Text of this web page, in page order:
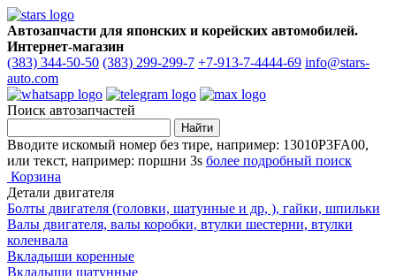
Автозапчасти для японских и корейских автомобилей.
Интернет-магазин
(383) 344-50-50 (383) 299-299-7 +7-913-7-4444-69 info@stars-
auto.com
Поиск автозапчастей
Вводите искомый номер без тире, например: 13010P3FA00,
или текст, например: поршни 3s более подробный поиск
Корзина
Детали двигателя
Болты двигателя (головки, шатунные и др, ), гайки, шпильки
Валы двигателя, валы коробки, втулки шестерни, втулки
коленвала
Вкладыши коренные
Вкладыши шатунные